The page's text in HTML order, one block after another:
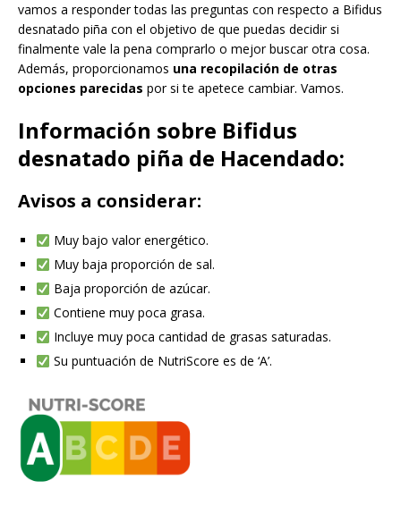
vamos a responder todas las preguntas con respecto a Bifidus
desnatado piña con el objetivo de que puedas decidir si
finalmente vale la pena comprarlo o mejor buscar otra cosa.
Además, proporcionamos una recopilación de otras
opciones parecidas por si te apetece cambiar. Vamos.
Información sobre Bifidus
desnatado piña de Hacendado:
Avisos a considerar:
Muy bajo valor energético.
Muy baja proporción de sal.
Baja proporción de azúcar.
Contiene muy poca grasa.
Incluye muy poca cantidad de grasas saturadas.
Su puntuación de NutriScore es de ‘A’.